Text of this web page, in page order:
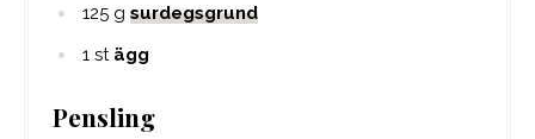
125 g surdegsgrund
1 st ägg
Pensling